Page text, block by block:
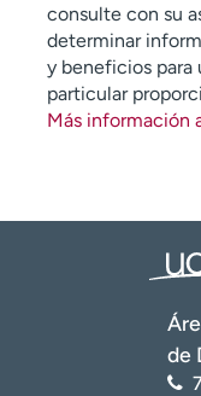
consulte con su
determinar
y beneficios para
particular
Más información
de